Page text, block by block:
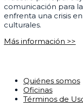
comunicación para
enfrenta una crisis
culturales.
Más información >>
Quiénes somos
Oficinas
Términos de